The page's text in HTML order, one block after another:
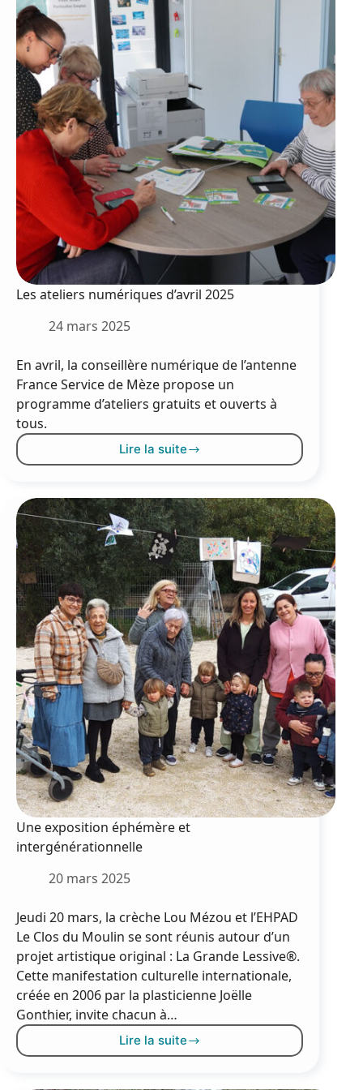
la
précarité
menstruelle
Les ateliers numériques d’avril 2025
24 mars 2025
En avril, la conseillère numérique de l’antenne
France Service de Mèze propose un
programme d’ateliers gratuits et ouverts à
tous.
Lire la suite
Les
d’avril
2025
Une exposition éphémère et
intergénérationnelle
20 mars 2025
Jeudi 20 mars, la crèche Lou Mézou et l’EHPAD
Le Clos du Moulin se sont réunis autour d’un
projet artistique original : La Grande Lessive®.
Cette manifestation culturelle internationale,
créée en 2006 par la plasticienne Joëlle
Gonthier, invite chacun à…
Lire la suite
Une